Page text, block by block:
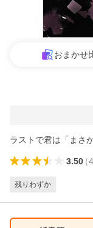
おまかせ
ラストで君は「まさ
3.50（
残りわずか